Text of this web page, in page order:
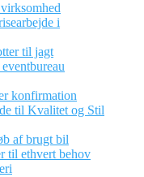
i
til jagt
konfirmation
til Kvalitet og Stil
af brugt bil
til ethvert behov